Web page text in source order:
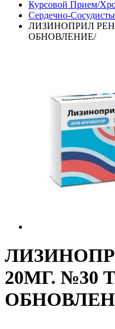
Курсовой Прием/
Сердечно-
ЛИЗИНОПРИЛ
ОБНОВЛЕНИЕ/
20МГ. №30